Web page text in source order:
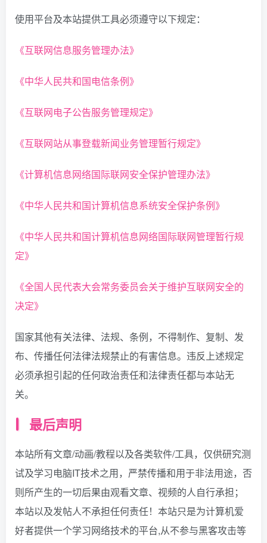
使用平台及本站提供工具必须遵守以下规定：
《互联网信息服务管理办法》
《中华人民共和国电信条例》
《互联网电子公告服务管理规定》
《互联网站从事登载新闻业务管理暂行规定》
《计算机信息网络国际联网安全保护管理办法》
《中华人民共和国计算机信息系统安全保护条例》
《中华人民共和国计算机信息网络国际联网管理暂行规
定》
《全国人民代表大会常务委员会关于维护互联网安全的
决定》
国家其他有关法律、法规、条例，不得制作、复制、发
布、传播任何法律法规禁止的有害信息。违反上述规定
必须承担引起的任何政治责任和法律责任都与本站无
关。
最后声明
本站所有文章/动画/教程以及各类软件/工具，仅供研究测
试及学习电脑IT技术之用，严禁传播和用于非法用途，否
则所产生的一切后果由观看文章、视频的人自行承担；
本站以及发帖人不承担任何责任！本站只是为计算机爱
好者提供一个学习网络技术的平台,从不参与黑客攻击等